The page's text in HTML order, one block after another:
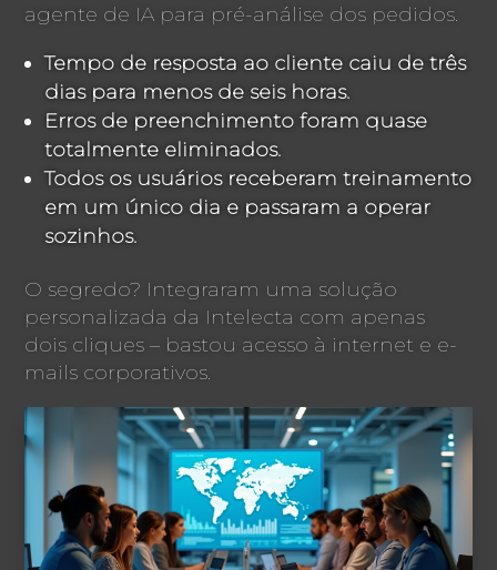
agente de IA para pré-análise dos pedidos.
Tempo de resposta ao cliente caiu de três
dias para menos de seis horas.
Erros de preenchimento foram quase
totalmente eliminados.
Todos os usuários receberam treinamento
em um único dia e passaram a operar
sozinhos.
O segredo? Integraram uma solução
personalizada da Intelecta com apenas
dois cliques – bastou acesso à internet e e-
mails corporativos.